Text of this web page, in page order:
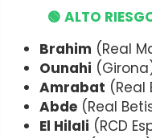
🟢 ALTO
Brahim (Real
Ounahi
Amrabat (Real
Abde (Real
El Hilali (RCD